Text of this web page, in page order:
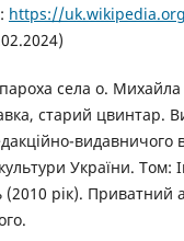
https://
села о. Михайла
старий цвинтар.
видавничого
України. Том:
рік). Приватний